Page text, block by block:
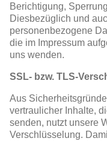
Berichtigung,
Diesbezüglich und
personenbezogene
die im Impressum
uns wenden.
SSL- bzw. TLS-
Aus
vertraulicher Inhalte,
senden, nutzt unsere
Verschlüsselung.